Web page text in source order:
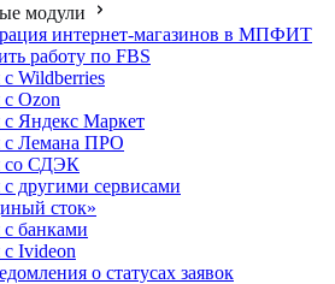
модули
интернет-магазинов в МПФИТ
работу по FBS
Wildberries
Ozon
с Яндекс Маркет
с Лемана ПРО
со СДЭК
другими сервисами
сток»
банками
Ivideon
о статусах заявок